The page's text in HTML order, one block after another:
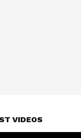
VIDEOS